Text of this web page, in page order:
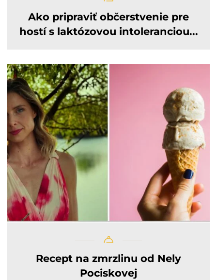
Ako pripraviť občerstvenie pre
hostí s laktózovou intoleranciou...
Recept na zmrzlinu od Nely
Pociskovej